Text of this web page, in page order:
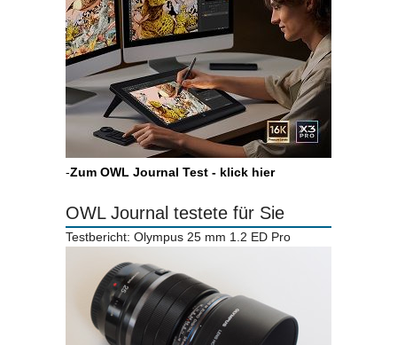
-Zum OWL Journal Test - klick hier
OWL Journal testete für Sie
Testbericht: Olympus 25 mm 1.2 ED Pro